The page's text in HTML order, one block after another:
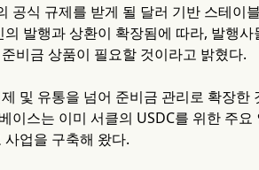
공식 규제를 받게 될 달러 기반 스테이
발행과 상환이 확장됨에 따라, 발행
비금 상품이 필요할 것이라고 밝혔다.
및 유통을 넘어 준비금 관리로 확장한
스는 이미 서클의 USDC를 위한 주
업을 구축해 왔다.